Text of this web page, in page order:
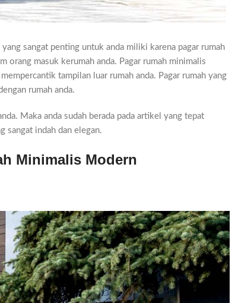
sangat penting untuk anda miliki karena pagar rumah
orang masuk kerumah anda. Pagar rumah minimalis
tampilan luar rumah anda. Pagar rumah yang
rumah anda.
Maka anda sudah berada pada artikel yang tepat
sangat indah dan elegan.
Minimalis Modern